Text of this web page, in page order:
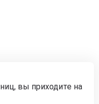
вы приходите на